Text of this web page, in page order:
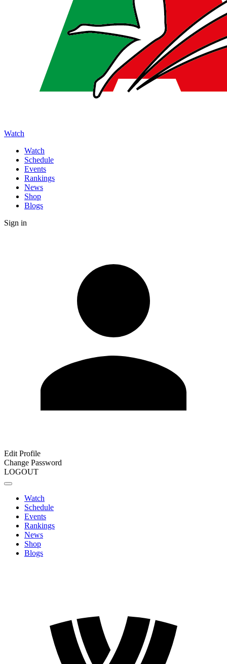
Watch
Watch
Schedule
Events
Rankings
News
Shop
Blogs
Sign in
Edit Profile
Change Password
LOGOUT
Watch
Schedule
Events
Rankings
News
Shop
Blogs